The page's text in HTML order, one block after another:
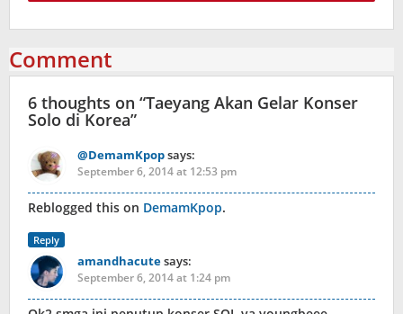
Comment
6 thoughts on “Taeyang Akan Gelar Konser
Solo di Korea”
@DemamKpopsays:
September 6, 2014 at 12:53 pm
Reblogged this on DemamKpop.
Reply
amandhacutesays:
September 6, 2014 at 1:24 pm